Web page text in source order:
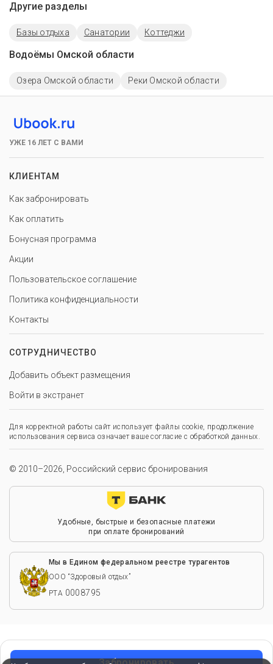
Другие разделы
Базы отдыха Санатории Коттеджи
Водоёмы Омской области
Озера Омской области Реки Омской области
УЖЕ 16 ЛЕТ С ВАМИ
КЛИЕНТАМ
Как забронировать
Как оплатить
Бонусная программа
Акции
Пользовательское соглашение
Политика конфиденциальности
Контакты
СОТРУДНИЧЕСТВО
Добавить объект размещения
Войти в экстранет
Для корректной работы сайт использует файлы cookie, продолжение
использования сервиса означает ваше согласие с обработкой данных.
© 2010–2026, Российский сервис бронирования
Удобные, быстрые и безопасные платежи
при оплате бронирований
Мы в Едином федеральном реестре турагентов
ООО “Здоровый отдых”
РТА 0008795